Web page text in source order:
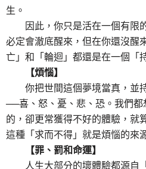
生。
因此，你只是活在一個有限
必定會澈底醒來，但在你還沒醒
亡」和「輪迴」都還是在一個「
【煩惱】
你把世間這個夢境當真，並
──喜、怒、憂、悲、恐。我們
的，卻更常獲得不好的體驗，就
這種「求而不得」就是煩惱的來
【罪、罰和命運】
人生大部分的壞體驗都源自